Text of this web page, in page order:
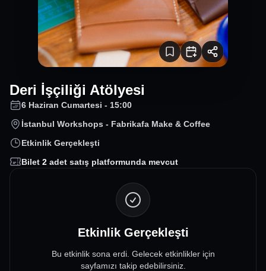
Deri İşçiliği Atölyesi
6 Haziran Cumartesi - 15:00
İstanbul Workshops - Fabrikafa Make & Coffee
Etkinlik Gerçekleşti
Bilet 2 adet satış platformunda mevcut
Etkinlik Gerçekleşti
Bu etkinlik sona erdi. Gelecek etkinlikler için
sayfamızı takip edebilirsiniz.